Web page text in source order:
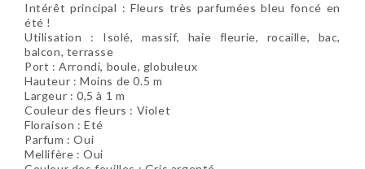
Intérêt principal :Fleurs très parfumées bleu foncé en
été !
Utilisation : Isolé, massif, haie fleurie, rocaille, bac,
balcon, terrasse
Port : Arrondi, boule, globuleux
Hauteur : Moins de 0.5 m
Largeur : 0,5 à 1 m
Couleur des fleurs : Violet
Floraison : Eté
Parfum : Oui
Mellifère : Oui